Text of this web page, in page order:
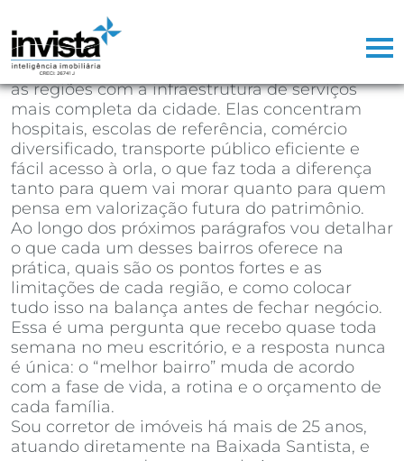
Santos comprar seu próximo imóvel, a
resposta direta é:
Embaré, Aparecida e Ponta da Praia
as regiões com a infraestrutura de serviços
mais completa da cidade. Elas concentram
hospitais, escolas de referência, comércio
diversificado, transporte público eficiente e
fácil acesso à orla, o que faz toda a diferença
tanto para quem vai morar quanto para quem
pensa em valorização futura do patrimônio.
Ao longo dos próximos parágrafos vou detalhar
o que cada um desses bairros oferece na
prática, quais são os pontos fortes e as
limitações de cada região, e como colocar
tudo isso na balança antes de fechar negócio.
Essa é uma pergunta que recebo quase toda
semana no meu escritório, e a resposta nunca
é única: o “melhor bairro” muda de acordo
com a fase de vida, a rotina e o orçamento de
cada família.
Sou corretor de imóveis há mais de 25 anos,
atuando diretamente na Baixada Santista, e